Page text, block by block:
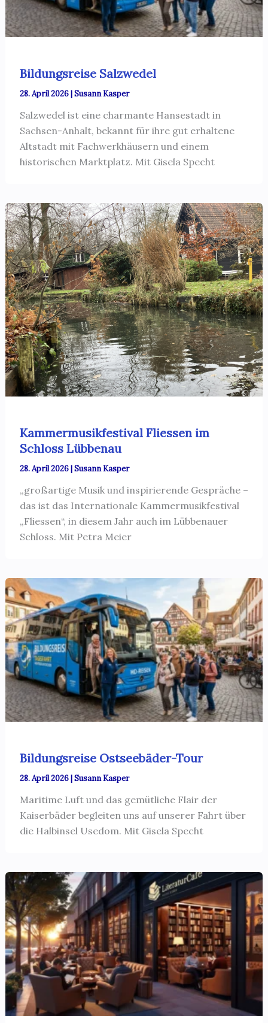
Bildungsreise Salzwedel
28. April 2026|Susann Kasper
Salzwedel ist eine charmante Hansestadt in
Sachsen-Anhalt, bekannt für ihre gut erhaltene
Altstadt mit Fachwerkhäusern und einem
historischen Marktplatz. Mit Gisela Specht
Kammermusikfestival Fliessen im
Schloss Lübbenau
28. April 2026|Susann Kasper
„großartige Musik und inspirierende Gespräche –
das ist das Internationale Kammermusikfestival
„Fliessen“, in diesem Jahr auch im Lübbenauer
Schloss. Mit Petra Meier
Bildungsreise Ostseebäder-Tour
28. April 2026|Susann Kasper
Maritime Luft und das gemütliche Flair der
Kaiserbäder begleiten uns auf unserer Fahrt über
die Halbinsel Usedom. Mit Gisela Specht